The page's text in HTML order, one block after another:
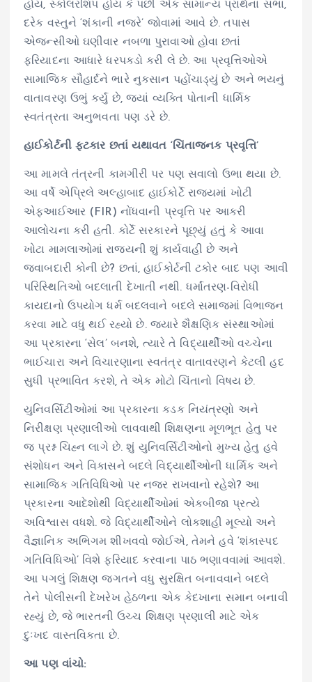
હોય, સ્કોલરશિપ હોય કે પછી એક સામાન્ય પ્રાર્થના સભા,
દરેક વસ્તુને ‘શંકાની નજરે’ જોવામાં આવે છે. તપાસ
એજન્સીઓ ઘણીવાર નબળા પુરાવાઓ હોવા છતાં
ફરિયાદના આધારે ધરપકડો કરી લે છે. આ પ્રવૃત્તિઓએ
સામાજિક સૌહાર્દને ભારે નુકસાન પહોંચાડ્યું છે અને ભયનું
વાતાવરણ ઉભું કર્યું છે, જ્યાં વ્યક્તિ પોતાની ધાર્મિક
સ્વતંત્રતા અનુભવતા પણ ડરે છે.
હાઈકોર્ટની ફટકાર છતાં યથાવત ‘ચિંતાજનક પ્રવૃત્તિ’
આ મામલે તંત્રની કામગીરી પર પણ સવાલો ઉભા થયા છે.
આ વર્ષે એપ્રિલે અલ્હાબાદ હાઈકોર્ટે રાજ્યમાં ખોટી
એફઆઈઆર (FIR) નોંધવાની પ્રવૃત્તિ પર આકરી
આલોચના કરી હતી. કોર્ટે સરકારને પૂછ્યું હતું કે આવા
ખોટા મામલાઓમાં રાજ્યની શું કાર્યવાહી છે અને
જવાબદારી કોની છે? છતાં, હાઈકોર્ટની ટકોર બાદ પણ આવી
પરિસ્થિતિઓ બદલાતી દેખાતી નથી. ધર્માંતરણ-વિરોધી
કાયદાનો ઉપયોગ ધર્મ બદલવાને બદલે સમાજમાં વિભાજન
કરવા માટે વધુ થઈ રહ્યો છે. જ્યારે શૈક્ષણિક સંસ્થાઓમાં
આ પ્રકારના ‘સેલ’ બનશે, ત્યારે તે વિદ્યાર્થીઓ વચ્ચેના
ભાઈચારા અને વિચારણાના સ્વતંત્ર વાતાવરણને કેટલી હદ
સુધી પ્રભાવિત કરશે, તે એક મોટો ચિંતાનો વિષય છે.
યુનિવર્સિટીઓમાં આ પ્રકારના કડક નિયંત્રણો અને
નિરીક્ષણ પ્રણાલીઓ લાવવાથી શિક્ષણના મૂળભૂત હેતુ પર
જ પ્રશ્ન ચિહ્ન લાગે છે. શું યુનિવર્સિટીઓનો મુખ્ય હેતુ હવે
સંશોધન અને વિકાસને બદલે વિદ્યાર્થીઓની ધાર્મિક અને
સામાજિક ગતિવિધિઓ પર નજર રાખવાનો રહેશે? આ
પ્રકારના આદેશોથી વિદ્યાર્થીઓમાં એકબીજા પ્રત્યે
અવિશ્વાસ વધશે. જે વિદ્યાર્થીઓને લોકશાહી મૂલ્યો અને
વૈજ્ઞાનિક અભિગમ શીખવવો જોઈએ, તેમને હવે ‘શંકાસ્પદ
ગતિવિધિઓ’ વિશે ફરિયાદ કરવાના પાઠ ભણાવવામાં આવશે.
આ પગલું શિક્ષણ જગતને વધુ સુરક્ષિત બનાવવાને બદલે
તેને પોલીસની દેખરેખ હેઠળના એક કેદખાના સમાન બનાવી
રહ્યું છે, જે ભારતની ઉચ્ચ શિક્ષણ પ્રણાલી માટે એક
દુઃખદ વાસ્તવિકતા છે.
આ પણ વાંચો: